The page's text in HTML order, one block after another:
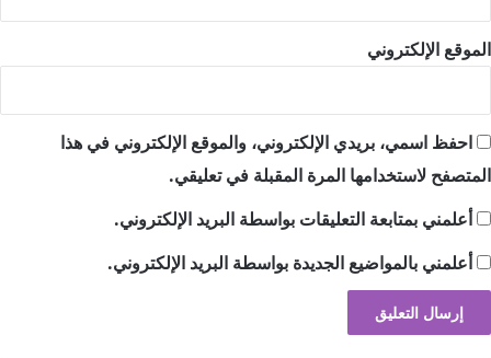
الموقع الإلكتروني
احفظ اسمي، بريدي الإلكتروني، والموقع الإلكتروني في هذا
المتصفح لاستخدامها المرة المقبلة في تعليقي.
أعلمني بمتابعة التعليقات بواسطة البريد الإلكتروني.
أعلمني بالمواضيع الجديدة بواسطة البريد الإلكتروني.